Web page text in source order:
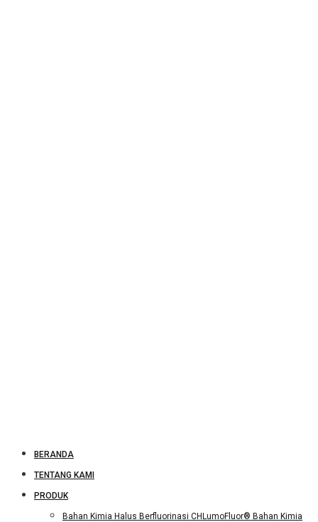
BERANDA
TENTANG KAMI
PRODUK
Bahan Kimia Halus Berfluorinasi CHLumoFluor® Bahan Kimia